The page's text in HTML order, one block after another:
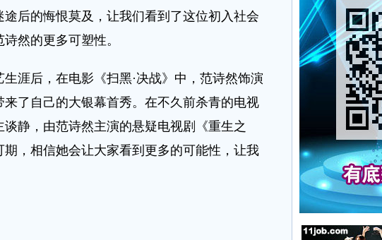
后的悔恨莫及，让我们看到了这位初入社会
然的更多可塑性。
后，在电影《扫黑·决战》中，范诗然饰演
了自己的大银幕首秀。在不久前杀青的电视
静，由范诗然主演的悬疑电视剧《重生之
，相信她会让大家看到更多的可能性，让我